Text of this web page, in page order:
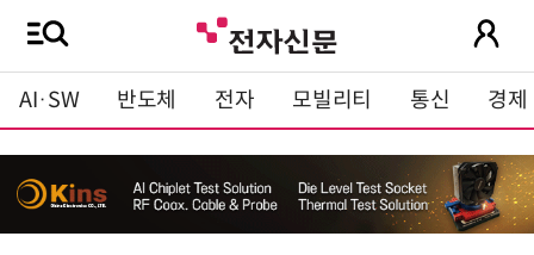
AI·SW 반도체 전자 모빌리티 통신 경제